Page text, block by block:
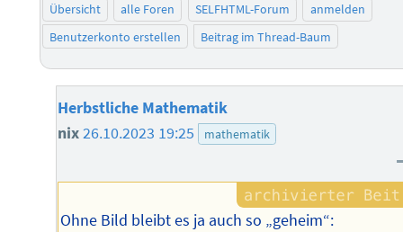
Übersicht alle Foren SELFHTML-Forum
anmelden
Benutzerkonto erstellen
Beitrag im Thread-Baum
Herbstliche Mathematik
nix26.10.2023 19:25 mathematik
Ohne Bild bleibt es ja auch so „geheim“: